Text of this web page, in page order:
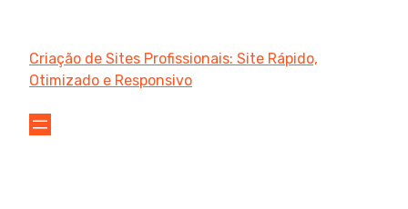
Criação de Sites Profissionais: Site Rápido,
Otimizado e Responsivo